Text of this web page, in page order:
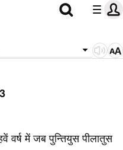
वर्ष में जब पुन्तियुस पीलातुस